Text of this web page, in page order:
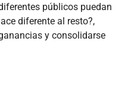
públicos puedan
diferente al resto?,
y consolidarse